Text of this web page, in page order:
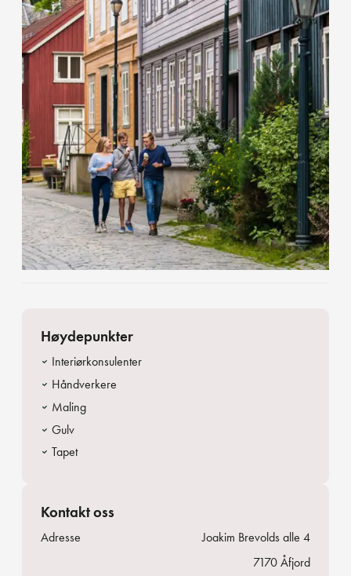
Høydepunkter
Interiørkonsulenter
Håndverkere
Maling
Gulv
Tapet
Kontakt oss
Adresse
Joakim Brevolds alle 4
7170Åfjord